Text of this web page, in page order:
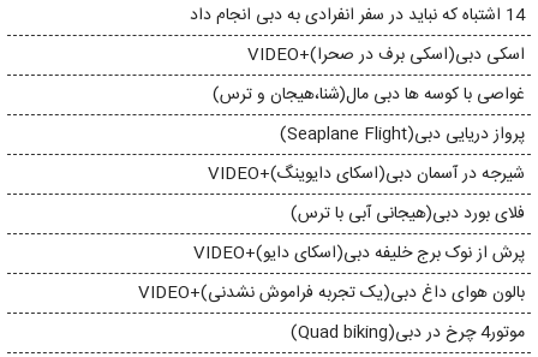
14 اشتباه که نباید در سفر انفرادی به دبی انجام داد
اسکی دبی(اسکی برف در صحرا)+VIDEO
غواصی با کوسه ها دبی مال(شنا،هیجان و ترس)
پرواز دریایی دبی(Seaplane Flight)
شیرجه در آسمان دبی(اسکای دایوینگ)+VIDEO
فلای بورد دبی(هیجانی آبی با ترس)
پرش از نوک برج خلیفه دبی(اسکای دایو)+VIDEO
بالون هوای داغ دبی(یک تجربه فراموش نشدنی)+VIDEO
موتور4 چرخ در دبی(Quad biking)